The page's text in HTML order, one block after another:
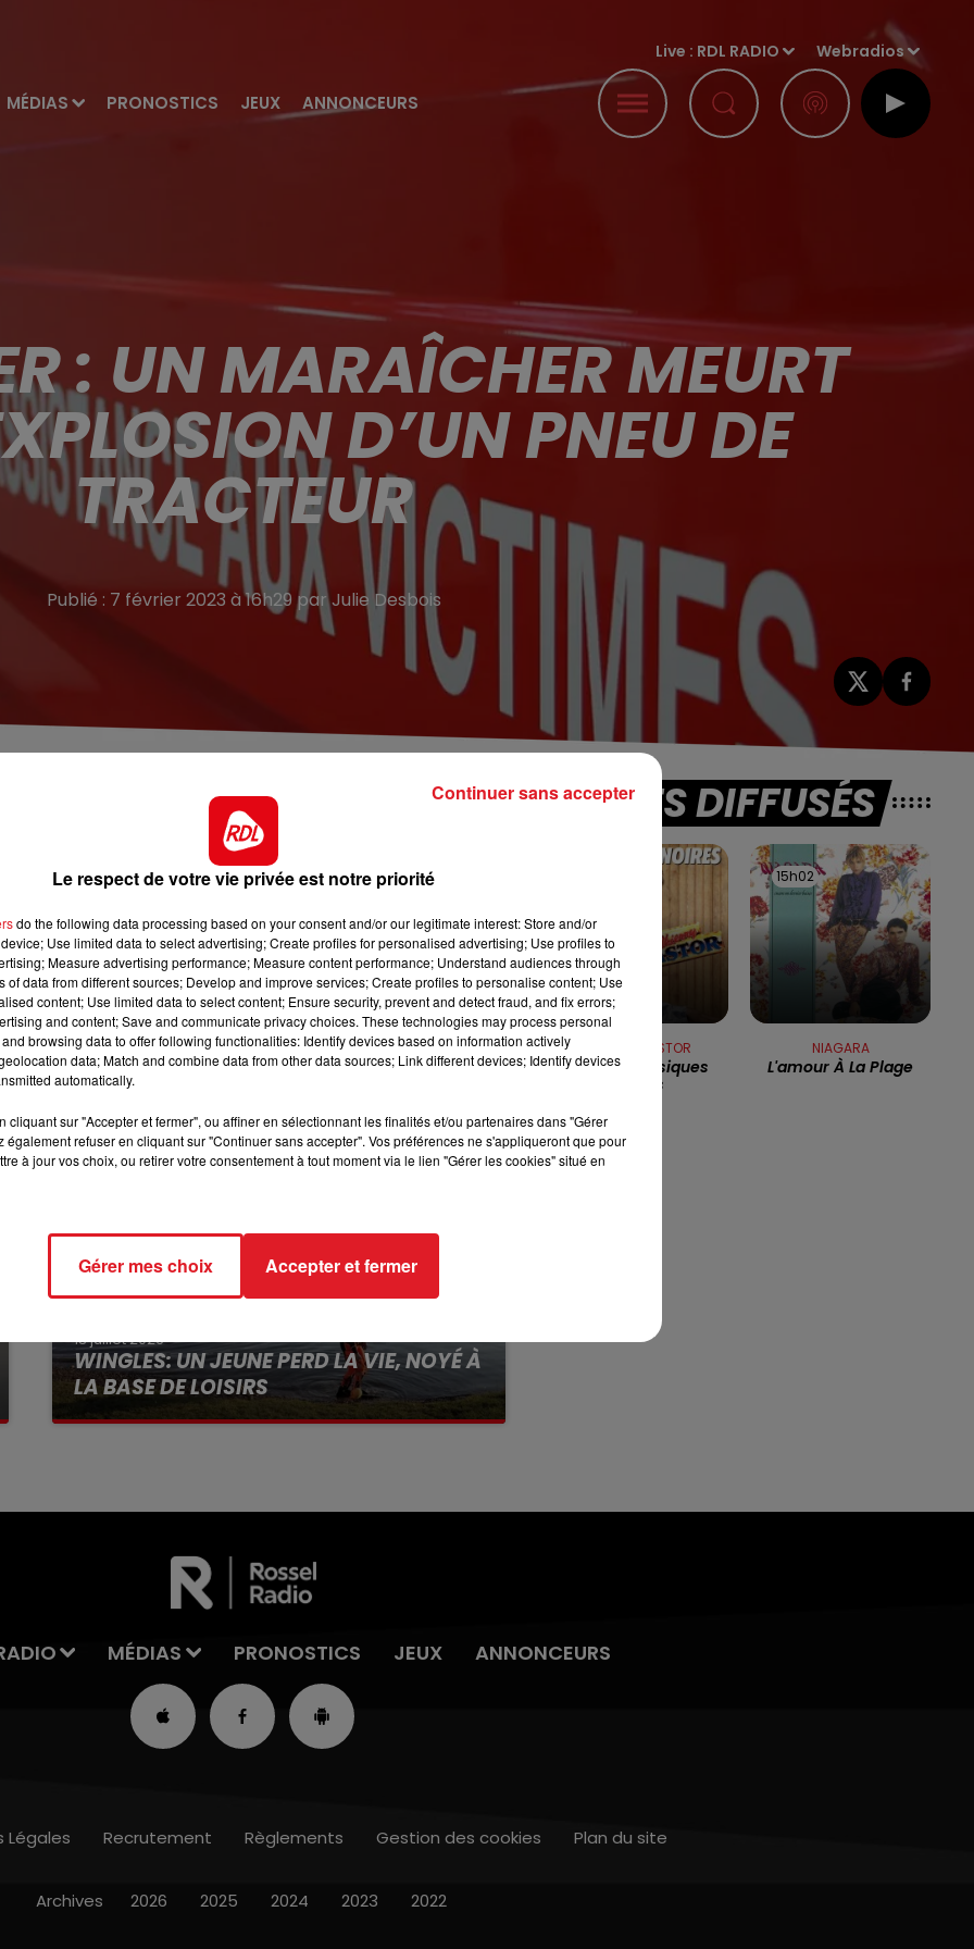
MÉDIAS PRONOSTICS JEUX ANNONCEURS
Live : RDL RADIO Webradios
10h00 - 12h00
RDL WEEKEND
7h00 - 10h00
RDL WEEK-END
: UN MARAÎCHER MEURT
D’UN PNEU DE
TRACTEUR
Publié : 7 février 2023 à 16h29 par Julie Desbois
de tracteur. Le pneumatique aurait explosé éjectant
de Saint-Omer, chemin du Ketestrom.
Le pneu aurait alors éjecté une pièce métallique qui
succombé à ses blessures malgré les tentatives de
les circonstances précises de l’accident.
13 juillet 2026
WINGLES: UN JEUNE PERD LA VIE, NOYÉ À
LA BASE DE LOISIRS
La victime a coulé à pic
TITRES DIFFUSÉS
THIERRY PASTOR
Sur Des Musiques
Noires
15h02
15h02
NIAGARA
L'amour À La Plage
MÉDIAS PRONOSTICS JEUX ANNONCEURS
Légales Recrutement Règlements Gestion des cookies Plan du site
Archives 2026 2025 2024 2023 2022
Le respect de votre vie privée est notre priorité
do the following data processing based on your consent and/or our legitimate interest: Store and/or
Use limited data to select advertising; Create profiles for personalised advertising; Use profiles to
Measure advertising performance; Measure content performance; Understand audiences through
of data from different sources; Develop and improve services; Create profiles to personalise content; Use
content; Use limited data to select content; Ensure security, prevent and detect fraud, and fix errors;
and content; Save and communicate privacy choices. These technologies may process personal
browsing data to offer following functionalities: Identify devices based on information actively
data; Match and combine data from other data sources; Link different devices; Identify devices
automatically.
cliquant sur "Accepter et fermer", ou affiner en sélectionnant les finalités et/ou partenaires dans "Gérer
également refuser en cliquant sur "Continuer sans accepter". Vos préférences ne s'appliqueront que pour
à jour vos choix, ou retirer votre consentement à tout moment via le lien "Gérer les cookies" situé en
Gérer mes choix Accepter et fermer
Continuer sans accepter